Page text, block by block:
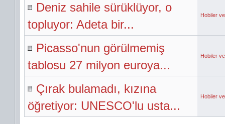
Deniz sahile sürüklüyor, o
topluyor: Adeta bir...
Hobiler
Picasso'nun görülmemiş
tablosu 27 milyon euroya...
Hobiler
Çırak bulamadı, kızına
öğretiyor: UNESCO'lu usta...
Hobiler